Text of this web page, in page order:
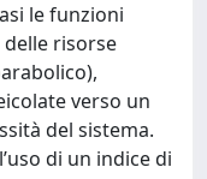
le funzioni
risorse
verso un
del sistema.
di un indice di